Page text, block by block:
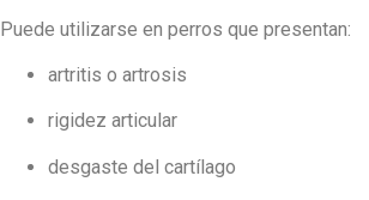
Puede utilizarse en perros que presentan:
artritis o artrosis
rigidez articular
desgaste del cartílago